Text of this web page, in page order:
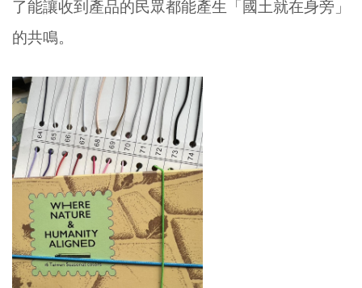
了能讓收到產品的民眾都能產生「國土就在身旁」
的共鳴。